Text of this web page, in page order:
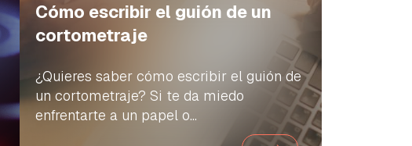
Cómo escribir el guión de un
cortometraje
¿Quieres saber cómo escribir el guión de
un cortometraje? Si te da miedo
enfrentarte a un papel o...